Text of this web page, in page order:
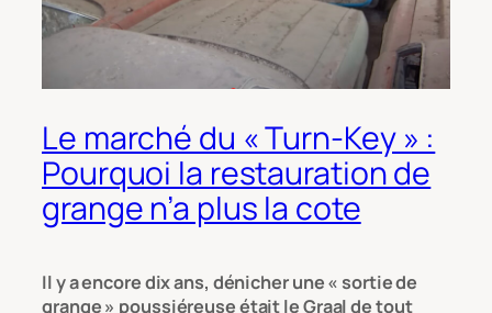
Le marché du « Turn-Key » :
Pourquoi la restauration de
grange n’a plus la cote
Il y a encore dix ans, dénicher une « sortie de
grange » poussiéreuse était le Graal de tout